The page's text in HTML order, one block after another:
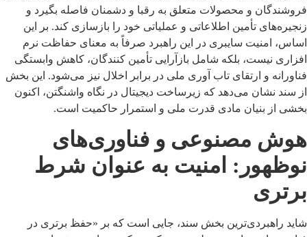
فروشندگان و محصولات متعلق به رقبا و دشمنان فاصله بگیرد و
زنجیره‌های تأمین اطلاعاتی و عملیاتی خود را بازسازی کند. بر این
اساس، امنیت سایبری در این راهبرد صرفاً به معنای حفاظت نرم
افزاری نیست، بلکه شامل بازآرایی تأمین کنندگان، کاهش وابستگی
فناورانه و ارتقای تاب آوری ملی در برابر اخلال نیز می‌شود. این بخش
از سند نشان می‌دهد که زیرساخت دیجیتال در نگاه واشنگتن، اکنون
بخشی از بنیان مادی قدرت ملی و استمرار حاکمیت است.
هوش مصنوعی و فناوری‌های
نوظهور: امنیت به عنوان شرط
برتری
شاید راهبردی‌ترین بخش سند، جایی است که بر «حفظ برتری در